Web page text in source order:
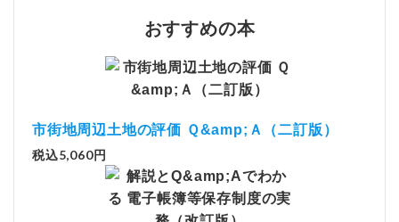
おすすめの本
市街地周辺土地の評価 Ｑ&amp;Ａ（二訂版）
税込5,060円